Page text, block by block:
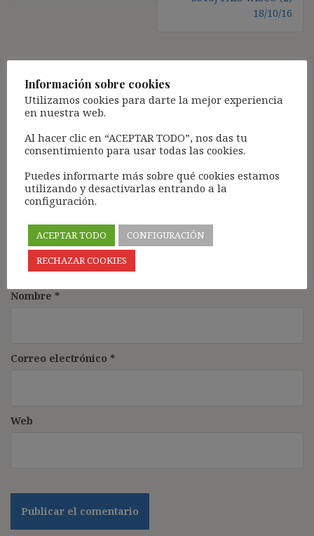
18/10/16
Deja una respuesta
Tu dirección de correo electrónico no será publicada. Los
campos obligatorios están marcados con
Comentario*
Nombre *
Correo electrónico *
Web
Información sobre cookies
Utilizamos cookies para darte la mejor experiencia
en nuestra web.
Al hacer clic en “ACEPTAR TODO”, nos das tu
consentimiento para usar todas las cookies.
Puedes informarte más sobre qué cookies estamos
utilizando y desactivarlas entrando a la
configuración.
ACEPTAR TODO
CONFIGURACIÓN
RECHAZAR COOKIES